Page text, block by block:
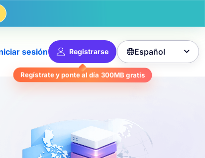
sesión Registrarse
Regístrate y ponte al día 300MB gratis
Español 